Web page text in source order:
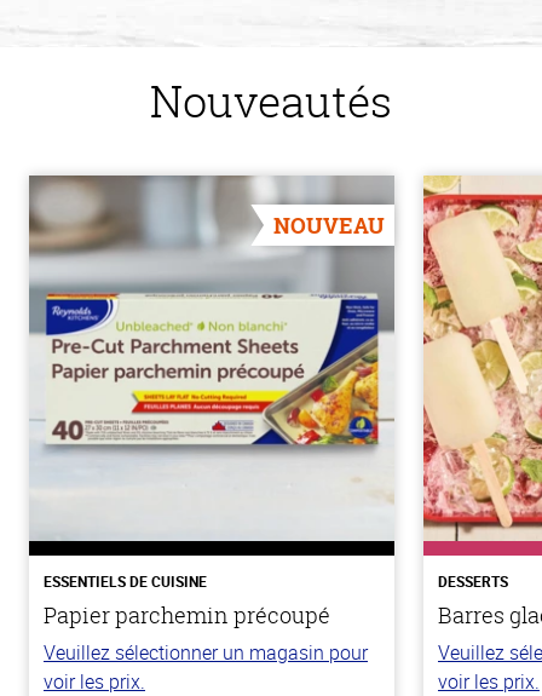
Nouveautés
NOUVEAU
ESSENTIELS DE CUISINE
Papier parchemin précoupé
Veuillez sélectionner un magasin pour
voir les prix.
DESSERTS
Barres
Veuillez
voir les prix.